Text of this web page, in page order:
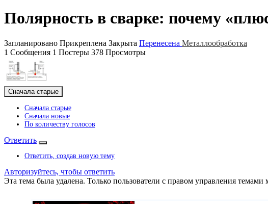
Полярность в сварке: почему
Запланировано Прикреплена Закрыта Перенесена Металлообработка
1 Сообщения 1 Постеры 378 Просмотры
Сначала старые
Сначала старые
Сначала новые
По количеству голосов
Ответить
Ответить, создав новую тему
Авторизуйтесь, чтобы ответить
Эта тема была удалена. Только пользователи с правом управления темами